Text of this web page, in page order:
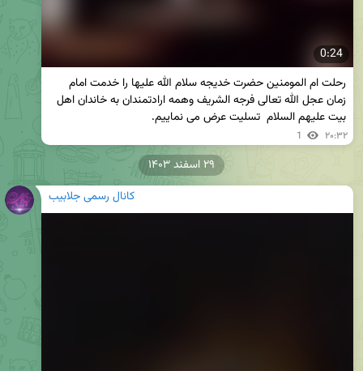
0:24
بیت علیهم السلام  تسلیت عرض می نماییم.
1 ۲۰:۳۲
کانال رسمی جلابیب
۲۹ اسفند ۱۴۰۳